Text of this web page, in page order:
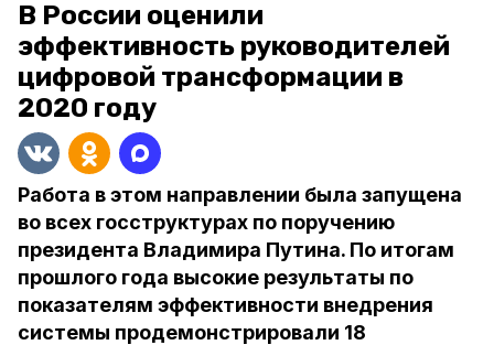
В России оценили
эффективность руководителей
цифровой трансформации в
2020 году
Работа в этом направлении была запущена
во всех госструктурах по поручению
президента Владимира Путина. По итогам
прошлого года высокие результаты по
показателям эффективности внедрения
системы продемонстрировали 18